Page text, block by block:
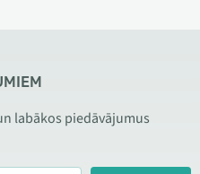
labākos piedāvājumus